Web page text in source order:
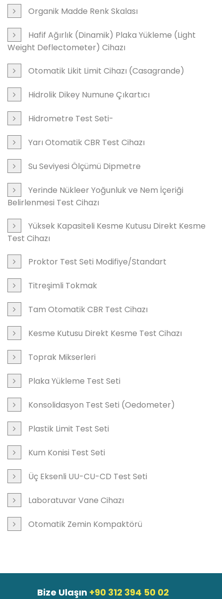
Organik Madde Renk Skalası
Hafif Ağırlık (Dinamik) Plaka Yükleme (Light
Weight Deflectometer) Cihazı
Otomatik Likit Limit Cihazı (Casagrande)
Hidrolik Dikey Numune Çıkartıcı
Hidrometre Test Seti-
Yarı Otomatik CBR Test Cihazı
Su Seviyesi Ölçümü Dipmetre
Yerinde Nükleer Yoğunluk ve Nem İçeriği
Belirlenmesi Test Cihazı
Yüksek Kapasiteli Kesme Kutusu Direkt Kesme
Test Cihazı
Proktor Test Seti Modifiye/Standart
Titreşimli Tokmak
Tam Otomatik CBR Test Cihazı
Kesme Kutusu Direkt Kesme Test Cihazı
Toprak Mikserleri
Plaka Yükleme Test Seti
Konsolidasyon Test Seti (Oedometer)
Plastik Limit Test Seti
Kum Konisi Test Seti
Üç Eksenli UU-CU-CD Test Seti
Laboratuvar Vane Cihazı
Otomatik Zemin Kompaktörü
Bize Ulaşın +90 312 394 50 02